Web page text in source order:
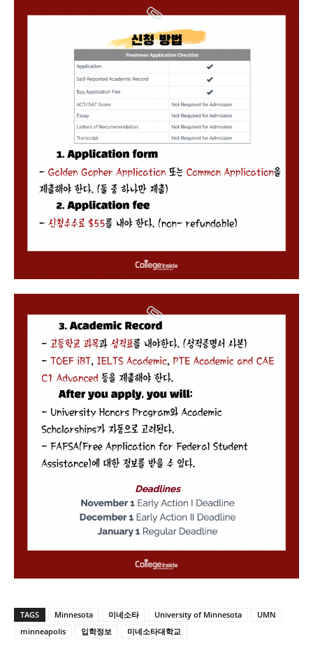
TAGS Minnesota 미네소타 University of Minnesota
UMN
minneapolis
입학정보 미네소타대학교